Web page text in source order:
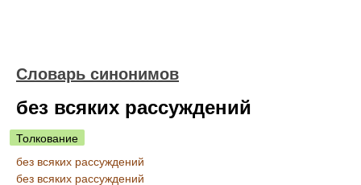
Словарь синонимов
без всяких рассуждений
Толкование
без всяких рассуждений
без всяких рассуждений